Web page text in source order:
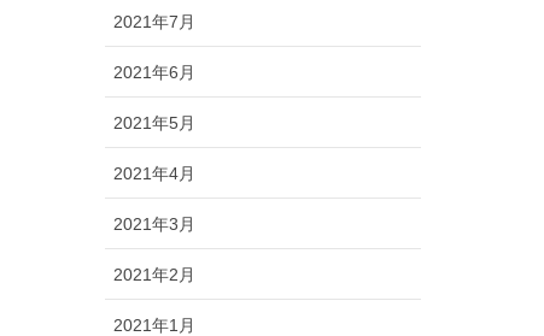
2021年7月
2021年6月
2021年5月
2021年4月
2021年3月
2021年2月
2021年1月